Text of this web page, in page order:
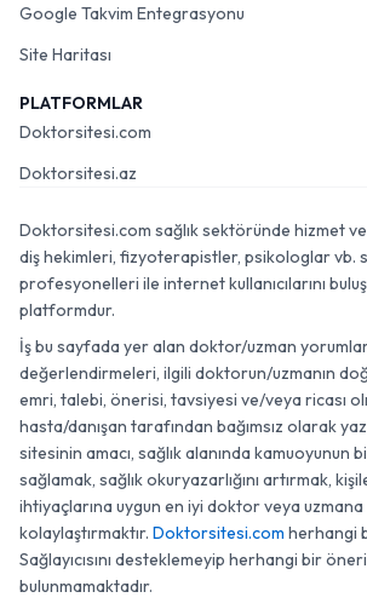
Google Takvim Entegrasyonu
Site Haritası
PLATFORMLAR
Doktorsitesi.com
Doktorsitesi.az
Doktorsitesi.com sağlık sektöründe hizmet
diş hekimleri, fizyoterapistler, psikologlar vb.
profesyonelleri ile internet kullanıcılarını
platformdur.
İş bu sayfada yer alan doktor/uzman
değerlendirmeleri, ilgili doktorun/uzmanın
emri, talebi, önerisi, tavsiyesi ve/veya ricası
hasta/danışan tarafından bağımsız olarak
sitesinin amacı, sağlık alanında kamuoyunun
sağlamak, sağlık okuryazarlığını artırmak,
ihtiyaçlarına uygun en iyi doktor veya uzmana
kolaylaştırmaktır. Doktorsitesi.com herhangi
Sağlayıcısını desteklemeyip herhangi bir
bulunmamaktadır.